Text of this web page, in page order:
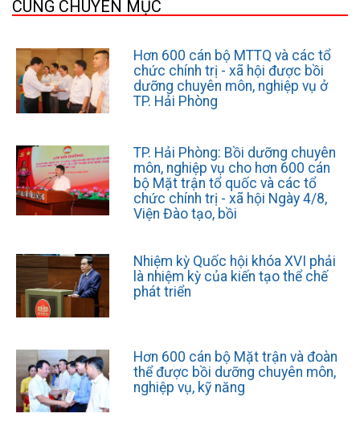
CÙNG CHUYÊN MỤC
Hơn 600 cán bộ MTTQ và các tổ
chức chính trị - xã hội được bồi
dưỡng chuyên môn, nghiệp vụ ở
TP. Hải Phòng
TP. Hải Phòng: Bồi dưỡng chuyên
môn, nghiệp vụ cho hơn 600 cán
bộ Mặt trận tổ quốc và các tổ
chức chính trị - xã hội Ngày 4/8,
Viện Đào tạo, bồi
Nhiệm kỳ Quốc hội khóa XVI phải
là nhiệm kỳ của kiến tạo thể chế
phát triển
Hơn 600 cán bộ Mặt trận và đoàn
thể được bồi dưỡng chuyên môn,
nghiệp vụ, kỹ năng